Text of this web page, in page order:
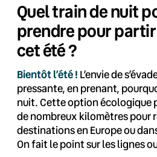
Quel train de nuit
prendre pour
cet été ?
Bientôt l’été ! L’envie de
pressante, en prenant,
nuit. Cette option écologique
de nombreux kilomètres pour
destinations en Europe ou
On fait le point sur les lignes